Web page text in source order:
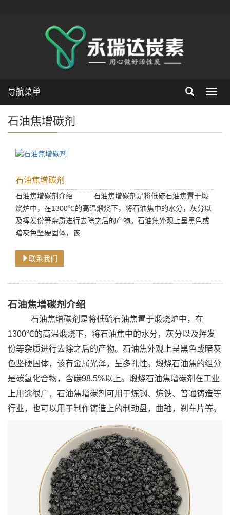
导航菜单
石油焦增碳剂
石油焦增碳剂
石油焦增碳剂介绍 石油焦增碳剂是将低硫石油焦置于煅
烧炉中，在1300℃的高温煅烧下，将石油焦中的水分，灰分以
及挥发份等杂质进行去除之后的产物。石油焦外观上呈黑色或
暗灰色坚硬固体，该
联系我们
石油焦增碳剂介绍
石油焦增碳剂是将低硫石油焦置于煅烧炉中，在
1300℃的高温煅烧下，将石油焦中的水分，灰分以及挥发
份等杂质进行去除之后的产物。石油焦外观上呈黑色或暗灰
色坚硬固体，该有金属光泽，呈多孔性。煅烧石油焦的组分
是碳氢化合物，含碳98.5%以上。煅烧石油焦增碳剂在工业
上用途很广，石油焦增碳剂可用于炼钢、炼铁、普通铸造等
行业，也可以用于制作铸造上的制动盘，曲轴，刹车片等。